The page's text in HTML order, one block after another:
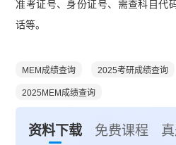
准考证号、身份证号、需查科目代
话等。
MEM成绩查询 2025考研成绩查询
2025MEM成绩查询
资料下载 免费课程